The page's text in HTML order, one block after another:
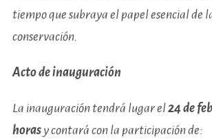
tiempo que subraya el papel esencial de
conservación.
Acto de inauguración
La inauguración tendrá lugar el24 de
horas y contará con la participación de: